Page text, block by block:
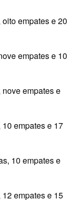
empates e 20
empates e 10
empates e
empates e 17
10 empates e
empates e 15